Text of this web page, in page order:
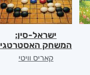
ישראל-סין:
המשחק האסטרטגי
קאריס וויטי